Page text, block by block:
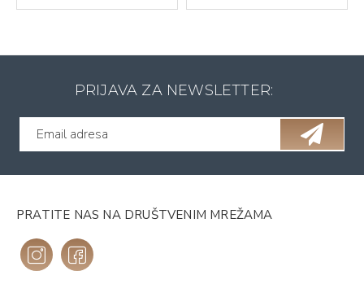
PRIJAVA ZA NEWSLETTER:
PRATITE NAS NA DRUŠTVENIM MREŽAMA